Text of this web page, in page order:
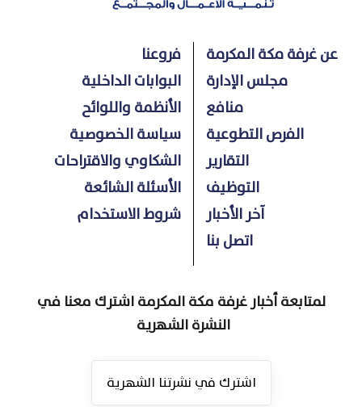
عن غرفة مكة المكرمة
مجلس الإدارة
منافع
الفرص التطوعية
التقارير
التوظيف
آخر الأخبار
اتصل بنا
فروعنا
البوابات الداخلية
الأنظمة واللوائح
سياسة الخصوصية
الشكاوي والاقتراحات
الأسئلة الشائعة
شروط الاستخدام
لمتابعة أخبار غرفة مكة المكرمة اشترك معنا في
النشرة الشهرية
اشترك في نشرتنا الشهرية